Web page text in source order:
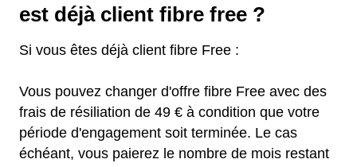
est déjà client fibre free ?
Si vous êtes déjà client fibre Free :
Vous pouvez changer d'offre fibre Free avec des
frais de résiliation de 49 € à condition que votre
période d'engagement soit terminée. Le cas
échéant, vous paierez le nombre de mois restant